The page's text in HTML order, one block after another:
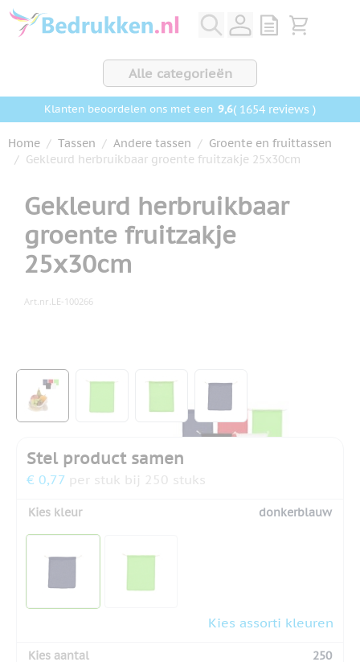
Ga naar de inhoud
View quote,
Bekijk
Alle categorieën
Klanten beoordelen ons met een 9,6( 1654 reviews )
Home / Tassen / Andere tassen / Groente en fruittassen
/ Gekleurd herbruikbaar groente fruitzakje 25x30cm
Gekleurd herbruikbaar
groente fruitzakje
25x30cm
Art.nr. LE-100266
View larger image
View larger imageView larger image
Stel product samen
€ 0,77 per stuk bij 250 stuks
Kies kleur donkerblauw
Kies assorti kleuren
Kies aantal 250